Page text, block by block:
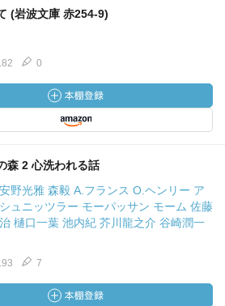
いずれ本書の後の章で論じる事情に
小説の初めの四分の三の間は彼は完
である。時には読者をぞっとさせる
かせる。しかし内的な一貫性がある
つつも彼に納得する。
手本が実を結ぶまでには歳月を要
才ではあったが、古い型に従って人
人物として受け入れられる。だが、
にすぎず、その点では昔の喜劇の登
ない。彼の描く人物たちはいつまで
だが、彼らを支配する何かある強い
う影響するかという観点からのみ描
人間が首尾一貫したものであるかの
る人について考えるとき、白か黒か
(岩波文庫 赤254-9)
0
森 2 心洗われる話
野光雅 森毅 A.フランス O.ヘンリー ア
ュニッツラー モーパッサン モーム 佐藤
樋口一葉 池内紀 芥川龍之介 谷崎潤一
7